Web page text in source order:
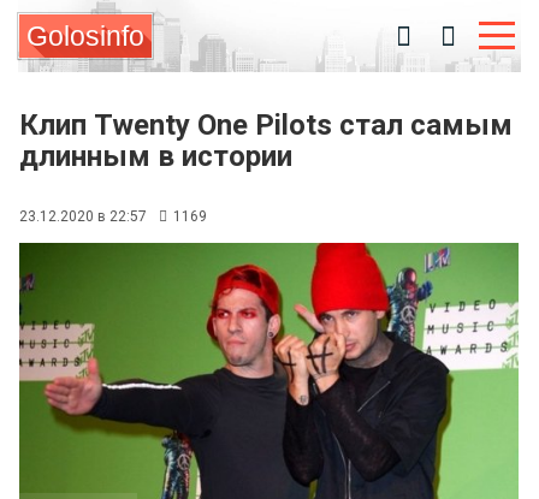
Golosinfo
Клип Twenty One Pilots стал самым
длинным в истории
23.12.2020 в 22:57 1169